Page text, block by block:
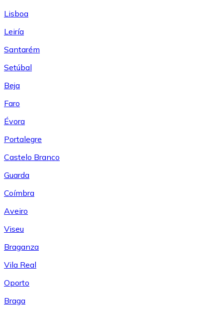
Lisboa
Leiría
Santarém
Setúbal
Beja
Faro
Évora
Portalegre
Castelo Branco
Guarda
Coímbra
Aveiro
Viseu
Braganza
Vila Real
Oporto
Braga